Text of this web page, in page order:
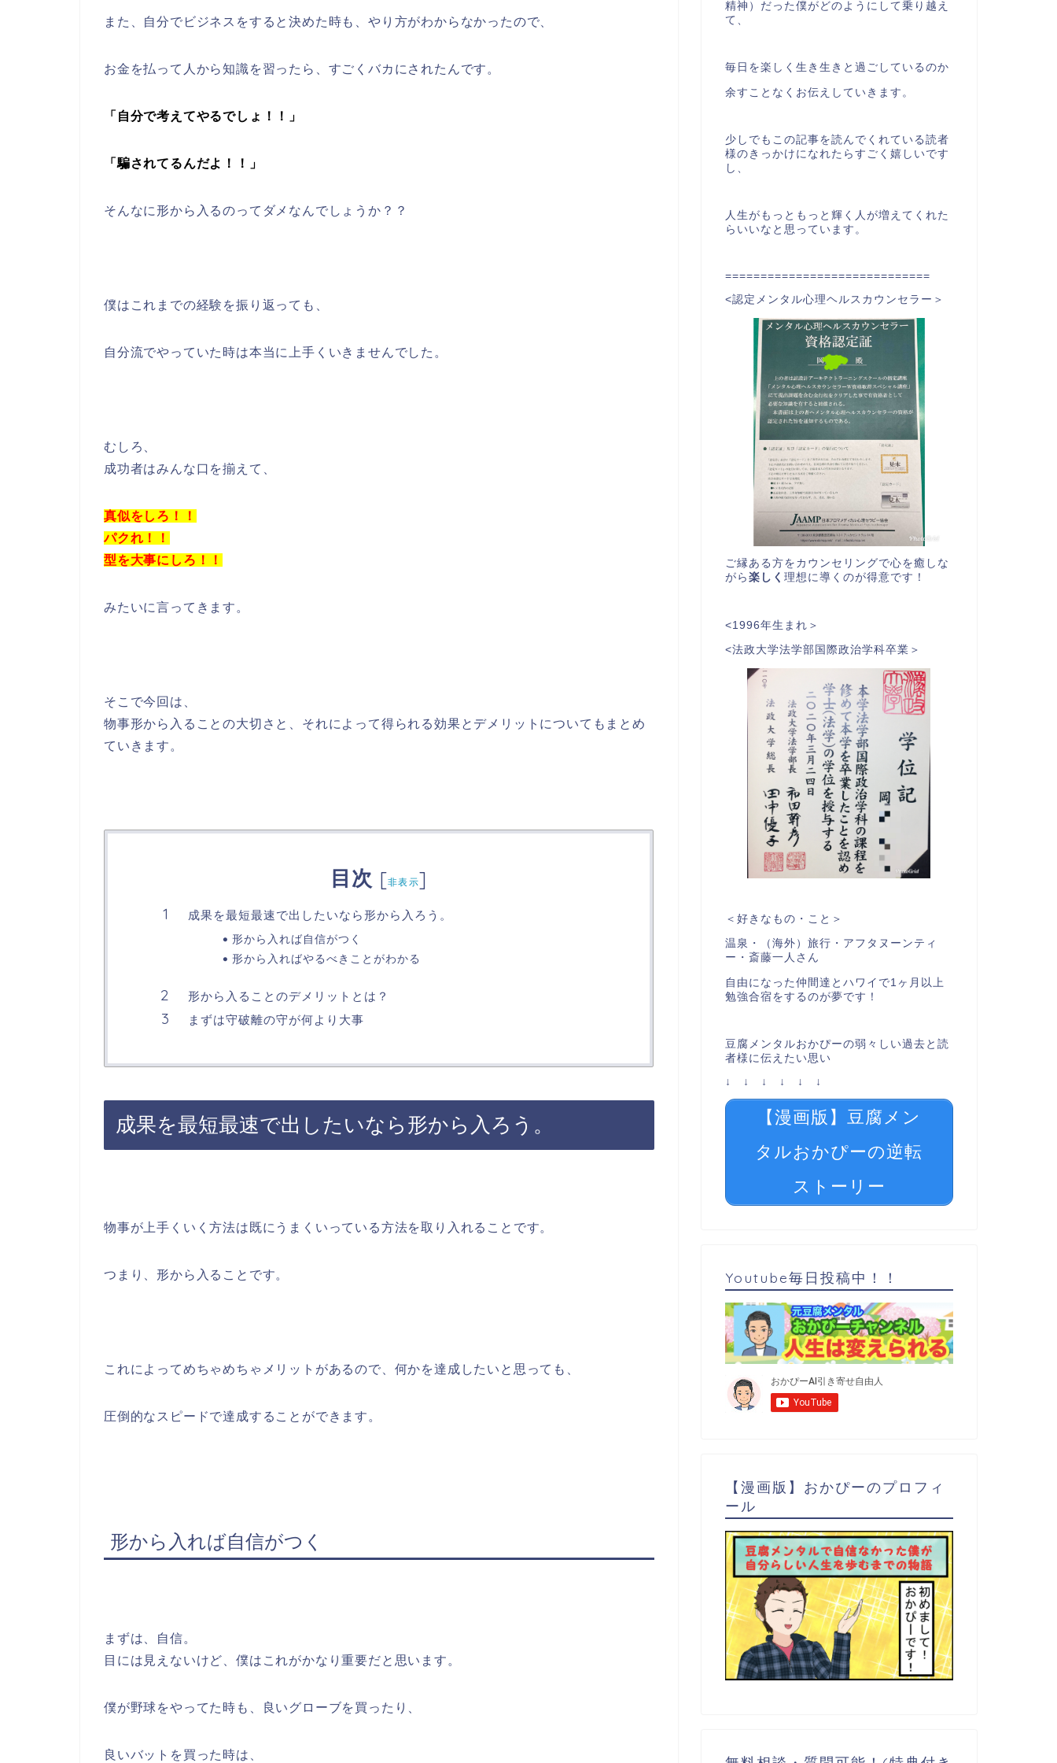
また、自分でビジネスをすると決めた時も、やり方がわからなかったので、
お金を払って人から知識を習ったら、すごくバカにされたんです。
「自分で考えてやるでしょ！！」
「騙されてるんだよ！！」
そんなに形から入るのってダメなんでしょうか？？
僕はこれまでの経験を振り返っても、
自分流でやっていた時は本当に上手くいきませんでした。
むしろ、
成功者はみんな口を揃えて、
真似をしろ！！
パクれ！！
型を大事にしろ！！
みたいに言ってきます。
そこで今回は、
物事形から入ることの大切さと、それによって得られる効果とデメリットについてもまとめ
ていきます。
目次 [非表示]
成果を最短最速で出したいなら形から入ろう。
形から入れば自信がつく
形から入ればやるべきことがわかる
形から入ることのデメリットとは？
まずは守破離の守が何より大事
成果を最短最速で出したいなら形から入ろう。
物事が上手くいく方法は既にうまくいっている方法を取り入れることです。
つまり、形から入ることです。
これによってめちゃめちゃメリットがあるので、何かを達成したいと思っても、
圧倒的なスピードで達成することができます。
形から入れば自信がつく
まずは、自信。
目には見えないけど、僕はこれがかなり重要だと思います。
僕が野球をやってた時も、良いグローブを買ったり、
良いバットを買った時は、
精神）だった僕がどのようにして乗り越え
て、
毎日を楽しく生き生きと過ごしているのか
余すことなくお伝えしていきます。
少しでもこの記事を読んでくれている読者
様のきっかけになれたらすごく嬉しいです
し、
人生がもっともっと輝く人が増えてくれた
らいいなと思っています。
=============================
<認定メンタル心理ヘルスカウンセラー＞
ご縁ある方をカウンセリングで心を癒しな
がら 楽しく 理想に導くのが得意です！
<1996年生まれ＞
<法政大学法学部国際政治学科卒業＞
＜好きなもの・こと＞
温泉・（海外）旅行・アフタヌーンティ
ー・斎藤一人さん
自由になった仲間達とハワイで1ヶ月以上
勉強合宿をするのが夢です！
豆腐メンタルおかぴーの弱々しい過去と読
者様に伝えたい思い
↓ ↓ ↓ ↓ ↓ ↓
【漫画版】豆腐メン
タルおかぴーの逆転
ストーリー
Youtube毎日投稿中！！
【漫画版】おかぴーのプロフィ
ール